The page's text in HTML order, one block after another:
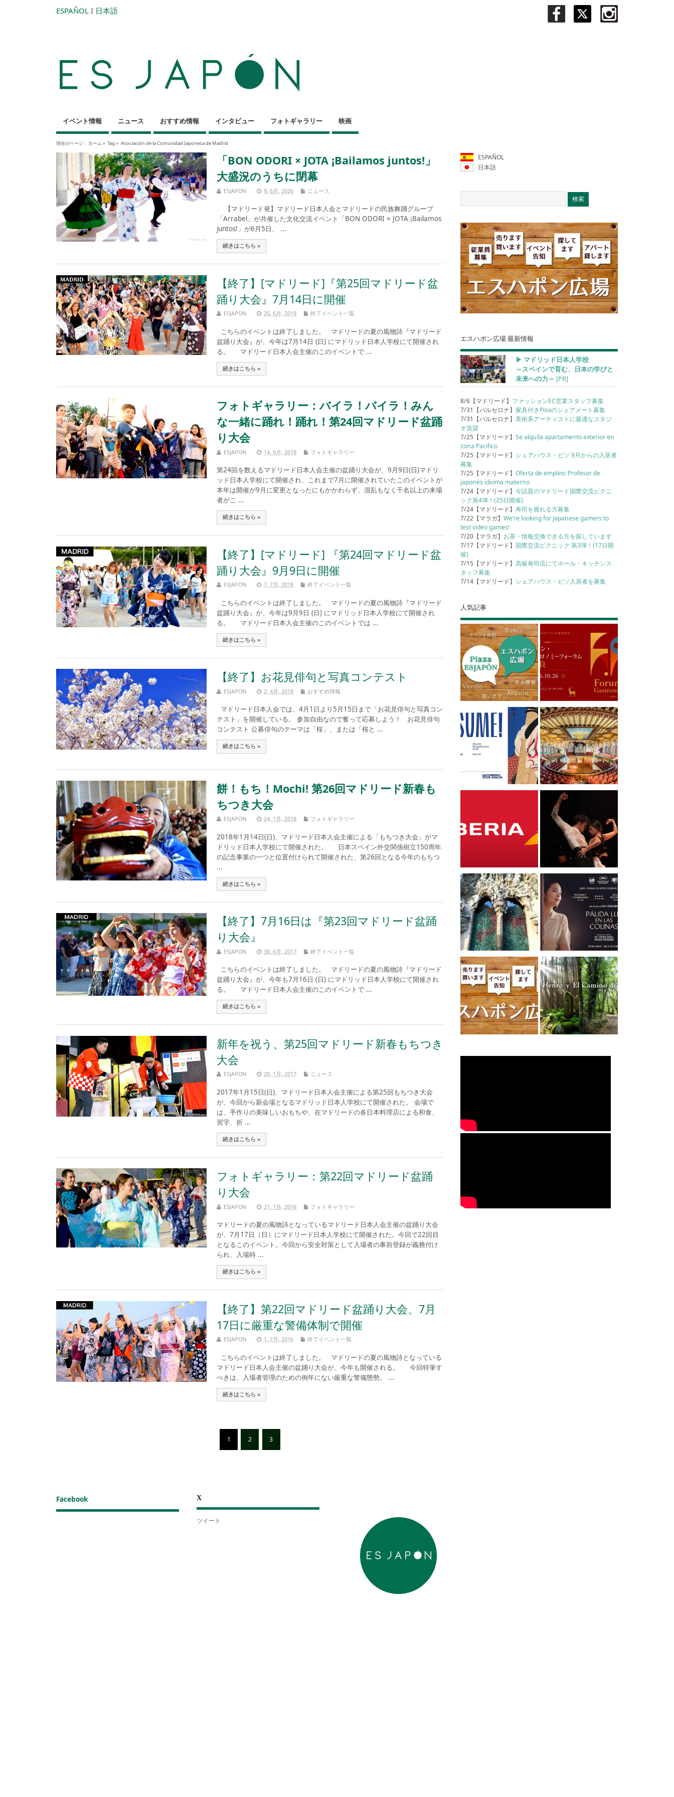
ESPAÑOL I 日本語
イベント情報 ニュース おすすめ情報 インタビュー フォトギャラリー 映画
現在のページ : ホーム » Tag » Asociación de la Comunidad Japonesa de Madrid
「BON ODORI × JOTA ¡Bailamos juntos!」
大盛況のうちに閉幕
ESJAPON 9, 6月, 2026 ニュース
【マドリード発】マドリード日本人会とマドリードの民族舞踊グループ
「Arrabel」が共催した文化交流イベント「BON ODORI × JOTA ¡Bailamos
juntos!」が6月5日、 ...
続きはこちら »
【終了】[マドリード]『第25回マドリード盆
踊り大会』7月14日に開催
ESJAPON 20, 6月, 2019 終了イベント一覧
こちらのイベントは終了しました。 マドリードの夏の風物詩『マドリード
盆踊り大会』が、今年は7月14日 (日) にマドリッド日本人学校にて開催され
る。 マドリード日本人会主催のこのイベントで ...
続きはこちら »
フォトギャラリー：バイラ！バイラ！みん
な一緒に踊れ！踊れ！第24回マドリード盆踊
り大会
ESJAPON 14, 9月, 2018 フォトギャラリー
第24回を数えるマドリード日本人会主催の盆踊り大会が、9月9日(日)マドリ
ッド日本人学校にて開催され、これまで7月に開催されていたこのイベントが
本年は開催が9月に変更となったにもかかわらず、混乱もなく千名以上の来場
者がこ ...
続きはこちら »
【終了】[マドリード] 『第24回マドリード盆
踊り大会』9月9日に開催
ESJAPON 7, 7月, 2018 終了イベント一覧
こちらのイベントは終了しました。 マドリードの夏の風物詩『マドリード
盆踊り大会』が、今年は9月9日 (日) にマドリッド日本人学校にて開催され
る。 マドリード日本人会主催のこのイベントでは ...
続きはこちら »
【終了】お花見俳句と写真コンテスト
ESJAPON 2, 4月, 2018 おすすめ情報
マドリード日本人会では、4月1日より5月15日まで「お花見俳句と写真コン
テスト」を開催している。 参加自由なので奮って応募しよう！ お花見俳句
コンテスト 公募俳句のテーマは「桜」、または「桜と ...
続きはこちら »
餅！もち！Mochi! 第26回マドリード新春も
ちつき大会
ESJAPON 24, 1月, 2018 フォトギャラリー
2018年1月14日(日)、マドリード日本人会主催による「もちつき大会」がマ
ドリッド日本人学校にて開催された。 日本スペイン外交関係樹立150周年
の記念事業の一つと位置付けられて開催された、第26回となる今年のもちつ
...
続きはこちら »
【終了】7月16日は『第23回マドリード盆踊
り大会』
ESJAPON 30, 6月, 2017 終了イベント一覧
こちらのイベントは終了しました。 マドリードの夏の風物詩『マドリード
盆踊り大会』が、今年も7月16日 (日) にマドリッド日本人学校にて開催され
る。 マドリード日本人会主催のこのイベントで ...
続きはこちら »
新年を祝う、第25回マドリード新春もちつき
大会
ESJAPON 20, 1月, 2017 ニュース
2017年1月15日(日)、マドリード日本人会主催による第25回もちつき大会
が、今回から新会場となるマドリッド日本人学校にて開催された。 会場で
は、手作りの美味しいおもちや、在マドリードの各日本料理店による和食、
習字、折 ...
続きはこちら »
フォトギャラリー：第22回マドリード盆踊
り大会
ESJAPON 21, 7月, 2016 フォトギャラリー
マドリードの夏の風物詩となっているマドリード日本人会主催の盆踊り大会
が、7月17日（日）にマドリード日本人学校にて開催された。今回で22回目
となるこのイベント。今回から安全対策として入場者の事前登録が義務付け
られ、入場時 ...
続きはこちら »
【終了】第22回マドリード盆踊り大会、7月
17日に厳重な警備体制で開催
ESJAPON 1, 7月, 2016 終了イベント一覧
こちらのイベントは終了しました。 マドリードの夏の風物詩となっている
マドリード日本人会主催の盆踊り大会が、今年も開催される。 今回特筆す
べきは、入場者管理のための例年にない厳重な警備態勢。 ...
続きはこちら »
1 2 3
ESPAÑOL
日本語
エスハポン広場 最新情報
▶︎ マドリッド日本人学校
～スペインで育む、日本の学びと
未来への力～ [PR]
8/6【マドリード】 ファッションEC営業スタッフ募集
7/31【バルセロナ】家具付きPisoのシェアメート募集
7/31【バルセロナ】美術系アーティストに最適なスタジ
オ賃貸
7/25【マドリード】Se alquila apartamento exterior en
zona Pacifico
7/25【マドリード】 シェアハウス・ピソ 9月からの入居者
募集
7/25【マドリード】Oferta de empleo: Profesor de
japonés idioma materno
7/24【マドリード】今話題のマドリード国際交流ピクニ
ック第4弾！(25日開催)
7/24【マドリード】寿司を握れる方募集
7/22【マラガ】We’re looking for Japanese gamers to
test video games!
7/20【マラガ】 お茶・情報交換できる方を探しています
7/17【マドリード】 国際交流ピクニック 第3弾！(17日開
催)
7/15【マドリード】高級寿司店にてホール・キッチンス
タッフ募集
7/14【マドリード】 シェアハウス・ピソ入居者を募集
人気記事
Facebook X
ツイート